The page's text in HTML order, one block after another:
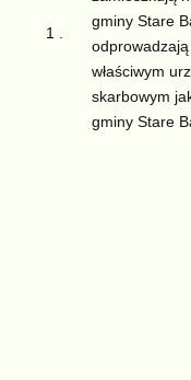
1 .
gminy Stare
właściwym
skarbowym
gminy Stare